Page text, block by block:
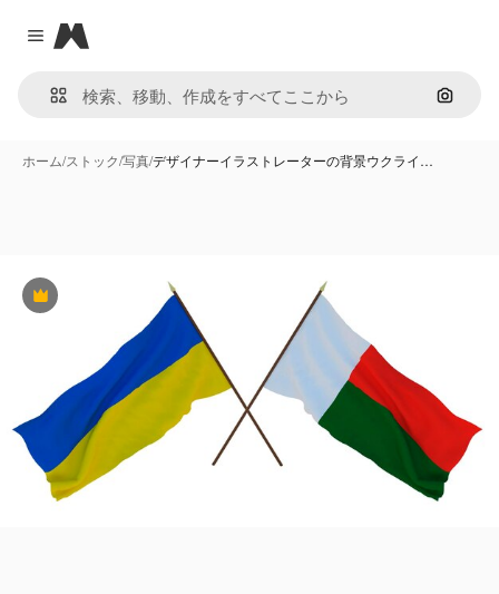
Close menu
Magnific
画像で
ホーム/ストック/写真/デザイナーイラストレーターの背景ウクライ…
Premium